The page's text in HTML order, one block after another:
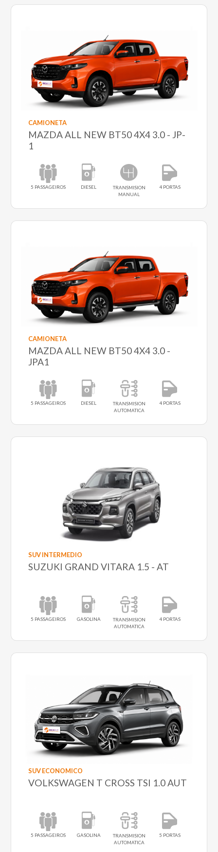
CAMIONETA
MAZDA ALL NEW BT50 4X4 3.0 - JP-
1
5 PASSAGEIROS DIESEL
TRANSMISION
MANUAL
4 PORTAS
CAMIONETA
MAZDA ALL NEW BT50 4X4 3.0 -
JPA1
5 PASSAGEIROS DIESEL
TRANSMISION
AUTOMATICA
4 PORTAS
SUV INTERMEDIO
SUZUKI GRAND VITARA 1.5 - AT
5 PASSAGEIROS GASOLINA
TRANSMISION
AUTOMATICA
4 PORTAS
SUV ECONOMICO
VOLKSWAGEN T CROSS TSI 1.0 AUT
5 PASSAGEIROS GASOLINA
TRANSMISION
AUTOMATICA
5 PORTAS